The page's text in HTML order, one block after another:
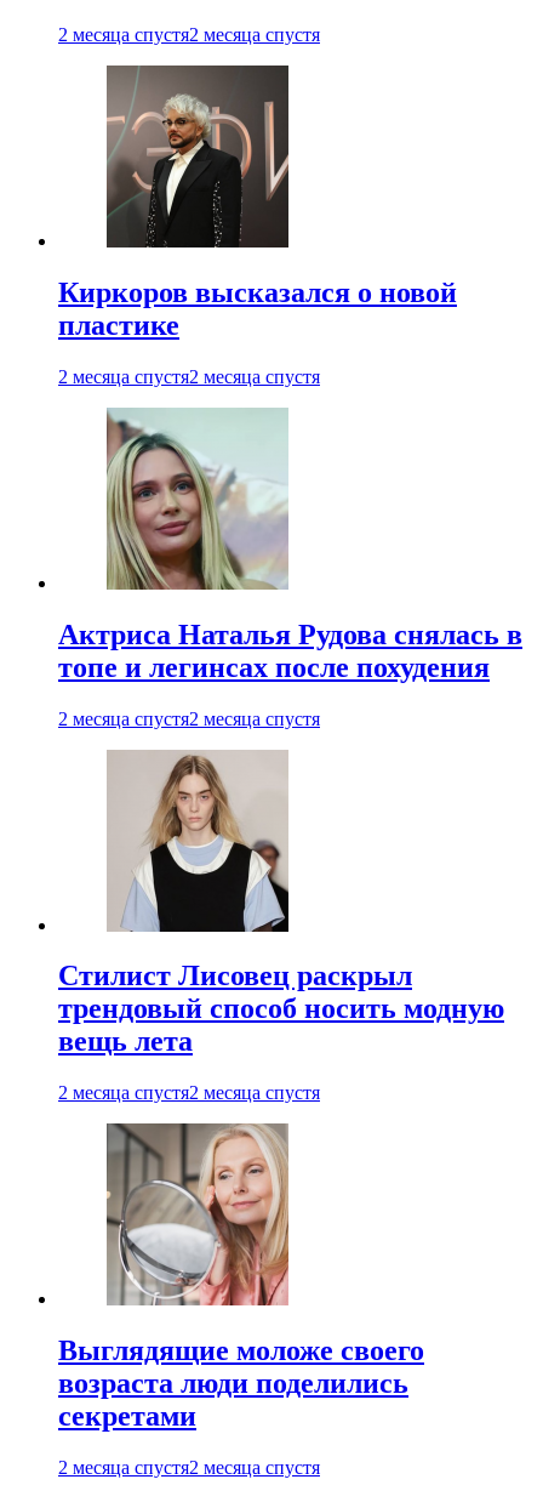
2 месяца спустя2 месяца спустя
Киркоров высказался о новой
пластике
2 месяца спустя2 месяца спустя
Актриса Наталья Рудова снялась в
топе и легинсах после похудения
2 месяца спустя2 месяца спустя
Стилист Лисовец раскрыл
трендовый способ носить модную
вещь лета
2 месяца спустя2 месяца спустя
Выглядящие моложе своего
возраста люди поделились
секретами
2 месяца спустя2 месяца спустя